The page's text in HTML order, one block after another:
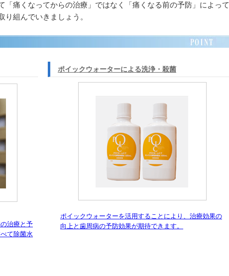
「痛くなってからの治療」ではなく「痛くなる前の予防」によって
組んでいきましょう。
ポイックウォーターによる洗浄・殺菌
ポイックウォーターを活用することにより、治療効果の
向上と歯周病の予防効果が期待できます。
治療と予
て除菌水